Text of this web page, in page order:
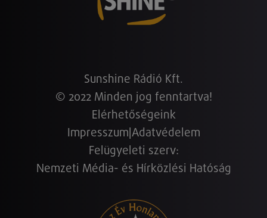
Sunshine Rádió Kft.
© 2022 Minden jog fenntartva!
Elérhetőségeink
Impresszum Adatvédelem
Felügyeleti szerv:
Nemzeti Média- és Hírközlési Hatóság